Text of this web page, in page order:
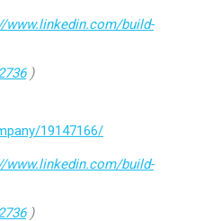
www.linkedin.com/build-
)
19147166/
www.linkedin.com/build-
)